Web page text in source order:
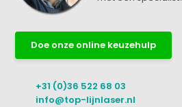
Doe onze online keuzehulp
+31 (0)36 522 68 03
info@top-lijnlaser.nl